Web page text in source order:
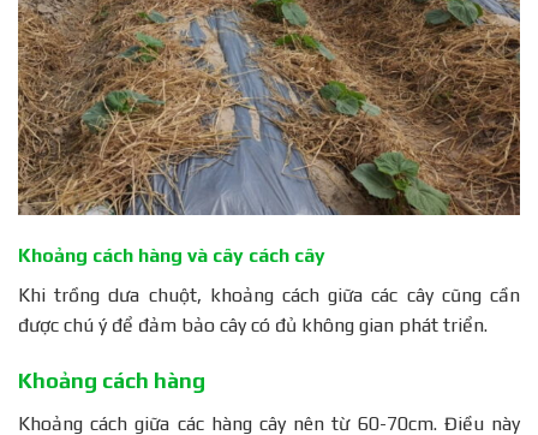
Khoảng cách hàng và cây cách cây
Khi trồng dưa chuột, khoảng cách giữa các cây cũng cần
được chú ý để đảm bảo cây có đủ không gian phát triển.
Khoảng cách hàng
Khoảng cách giữa các hàng cây nên từ 60-70cm. Điều này